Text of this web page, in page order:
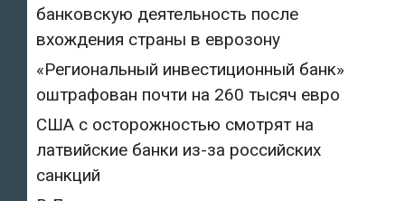
банковскую деятельность после
вхождения страны в еврозону
«Региональный инвестиционный банк»
оштрафован почти на 260 тысяч евро
США с осторожностью смотрят на
латвийские банки из-за российских
санкций